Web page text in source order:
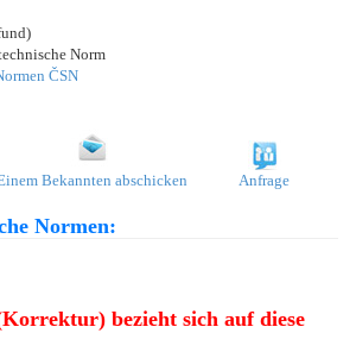
Norm
ČSN
Bekannten abschicken Anfrage
Normen:
bezieht sich auf diese